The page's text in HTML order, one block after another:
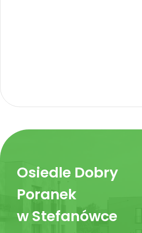
Osiedle Dobry
Poranek
w Stefanówce